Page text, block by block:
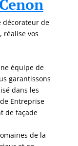
de
réalise vos
équipe de
garantissons
dans les
Entreprise
de façade
de la